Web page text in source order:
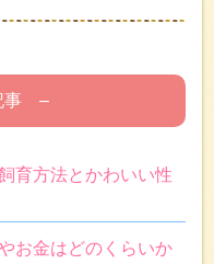
事 –
育方法とかわいい性
お金はどのくらいか